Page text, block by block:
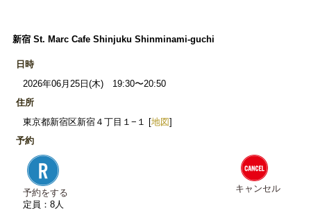
新宿 St. Marc Cafe Shinjuku Shinminami-guchi
日時
2026年06月25日(木) 19:30〜20:50
住所
東京都新宿区新宿４丁目１−１ [地図]
予約
予約をする
定員：8人
キャンセル